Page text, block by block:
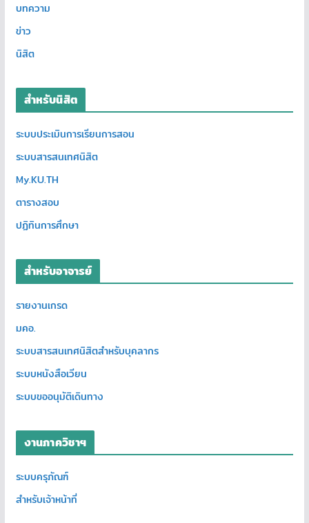
บทความ
ข่าว
นิสิต
สำหรับนิสิต
ระบบประเมินการเรียนการสอน
ระบบสารสนเทศนิสิต
My.KU.TH
ตารางสอบ
ปฏิทินการศึกษา
สำหรับอาจารย์
รายงานเกรด
มคอ.
ระบบสารสนเทศนิสิตสำหรับบุคลากร
ระบบหนังสือเวียน
ระบบขออนุมัติเดินทาง
งานภาควิชาฯ
ระบบครุภัณฑ์
สำหรับเจ้าหน้าที่